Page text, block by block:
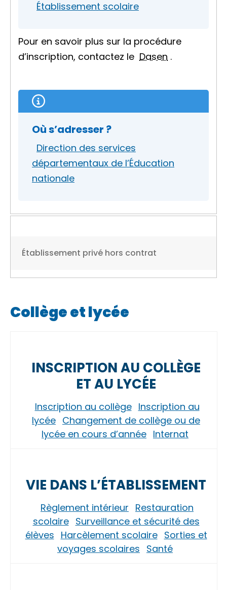
Établissement scolaire
Pour en savoir plus sur la procédure
d’inscription, contactez le Dasen .
Où s’adresser ?
Direction des services
départementaux de l’Éducation
nationale
Établissement privé hors contrat
Collège et lycée
INSCRIPTION AU COLLÈGE
ET AU LYCÉE
Inscription au collège Inscription au
lycée Changement de collège ou de
lycée en cours d’année Internat
VIE DANS L’ÉTABLISSEMENT
Règlement intérieur Restauration
scolaire Surveillance et sécurité des
élèves Harcèlement scolaire Sorties et
voyages scolaires Santé